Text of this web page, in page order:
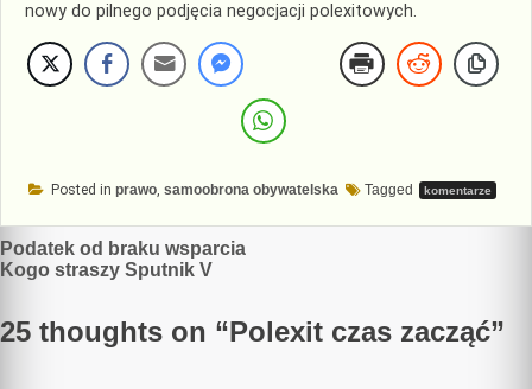
nowy do pilnego podjęcia negocjacji polexitowych.
Posted in prawo samoobrona obywatelska Tagged komentarze
Nawigacja
wpisu
Podatek od braku wsparcia
Kogo straszy Sputnik V
25 thoughts on “Polexit czas zacząć”